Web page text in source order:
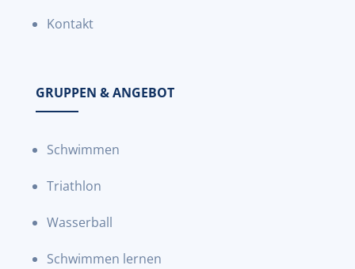
Kontakt
GRUPPEN & ANGEBOT
Schwimmen
Triathlon
Wasserball
Schwimmen lernen